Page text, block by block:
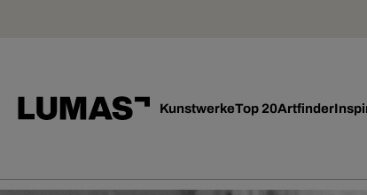
KunstwerkeTop 20Artfinder